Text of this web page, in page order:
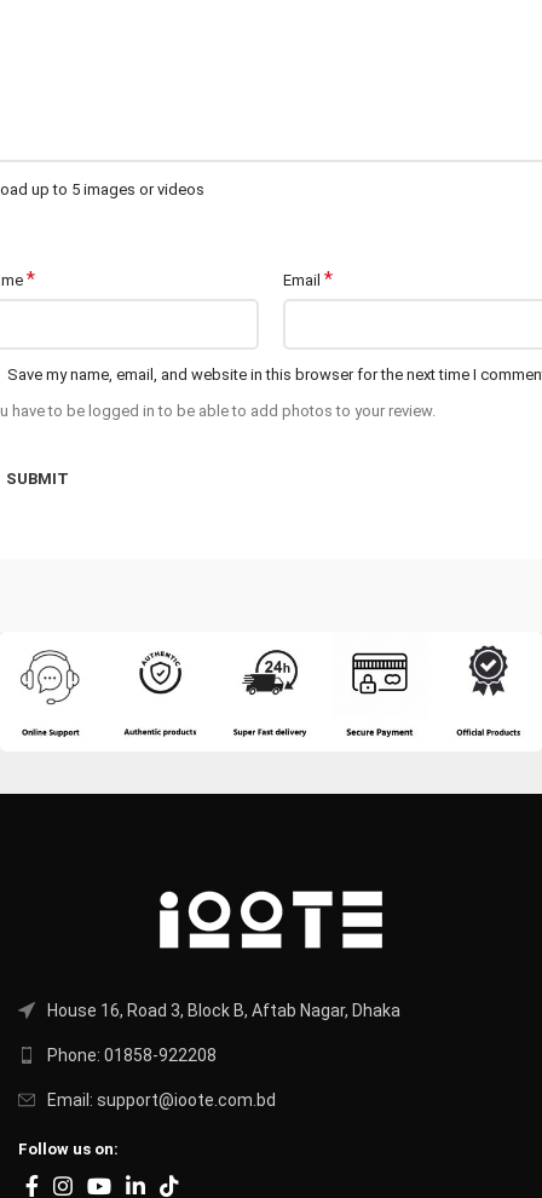
up to 5 images or videos
* Email *
Save my name, email, and website in this browser for the next time I
have to be logged in to be able to add photos to your review.
House 16, Road 3, Block B, Aftab Nagar, Dhaka
Phone: 01858-922208
Email: support@ioote.com.bd
Follow us on: